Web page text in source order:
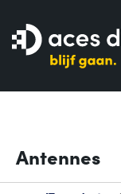
Antennes